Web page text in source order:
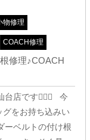
物修理
COACH修理
修理♪COACH
台店です🧚‍♀️✨ 今
グをお持ち込みい
ーベルトの付け根